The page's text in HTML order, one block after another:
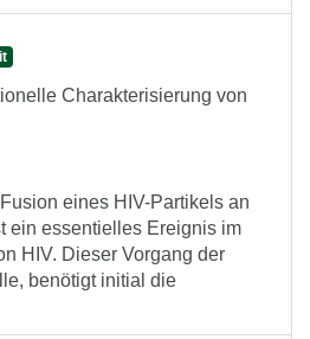
Charakterisierung von
eines HIV-Partikels an
ein essentielles Ereignis im
HIV. Dieser Vorgang der
benötigt initial die